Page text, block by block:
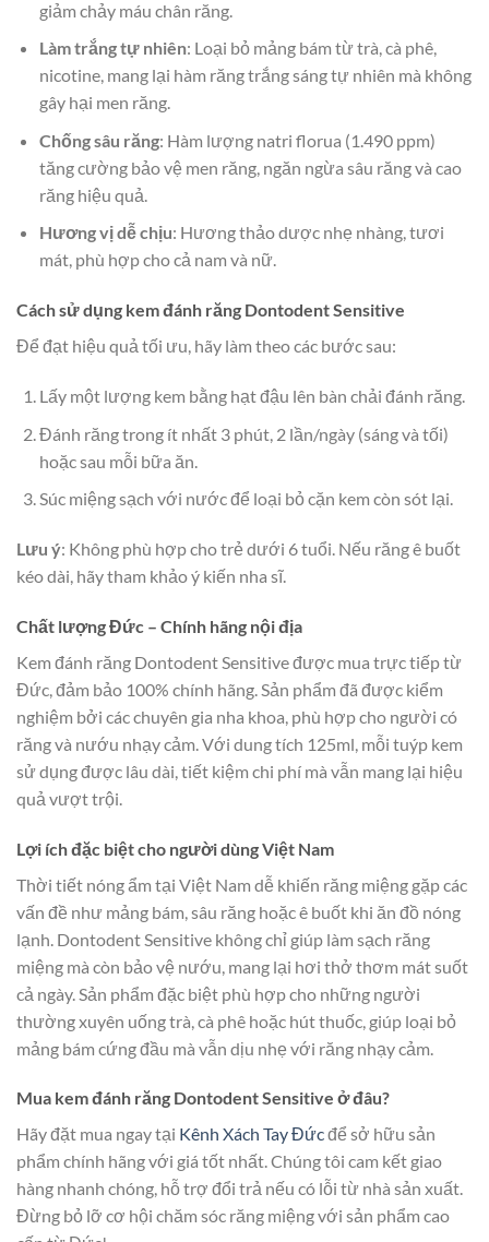
giảm chảy máu chân răng.
Làm trắng tự nhiên: Loại bỏ mảng bám từ trà, cà phê,
nicotine, mang lại hàm răng trắng sáng tự nhiên mà không
gây hại men răng.
Chống sâu răng: Hàm lượng natri florua (1.490 ppm)
tăng cường bảo vệ men răng, ngăn ngừa sâu răng và cao
răng hiệu quả.
Hương vị dễ chịu: Hương thảo dược nhẹ nhàng, tươi
mát, phù hợp cho cả nam và nữ.
Cách sử dụng kem đánh răng Dontodent Sensitive
Để đạt hiệu quả tối ưu, hãy làm theo các bước sau:
Lấy một lượng kem bằng hạt đậu lên bàn chải đánh răng.
Đánh răng trong ít nhất 3 phút, 2 lần/ngày (sáng và tối)
hoặc sau mỗi bữa ăn.
Súc miệng sạch với nước để loại bỏ cặn kem còn sót lại.
Lưu ý: Không phù hợp cho trẻ dưới 6 tuổi. Nếu răng ê buốt
kéo dài, hãy tham khảo ý kiến nha sĩ.
Chất lượng Đức – Chính hãng nội địa
Kem đánh răng Dontodent Sensitive được mua trực tiếp từ
Đức, đảm bảo 100% chính hãng. Sản phẩm đã được kiểm
nghiệm bởi các chuyên gia nha khoa, phù hợp cho người có
răng và nướu nhạy cảm. Với dung tích 125ml, mỗi tuýp kem
sử dụng được lâu dài, tiết kiệm chi phí mà vẫn mang lại hiệu
quả vượt trội.
Lợi ích đặc biệt cho người dùng Việt Nam
Thời tiết nóng ẩm tại Việt Nam dễ khiến răng miệng gặp các
vấn đề như mảng bám, sâu răng hoặc ê buốt khi ăn đồ nóng
lạnh. Dontodent Sensitive không chỉ giúp làm sạch răng
miệng mà còn bảo vệ nướu, mang lại hơi thở thơm mát suốt
cả ngày. Sản phẩm đặc biệt phù hợp cho những người
thường xuyên uống trà, cà phê hoặc hút thuốc, giúp loại bỏ
mảng bám cứng đầu mà vẫn dịu nhẹ với răng nhạy cảm.
Mua kem đánh răng Dontodent Sensitive ở đâu?
Hãy đặt mua ngay tại Kênh Xách Tay Đứcđể sở hữu sản
phẩm chính hãng với giá tốt nhất. Chúng tôi cam kết giao
hàng nhanh chóng, hỗ trợ đổi trả nếu có lỗi từ nhà sản xuất.
Đừng bỏ lỡ cơ hội chăm sóc răng miệng với sản phẩm cao